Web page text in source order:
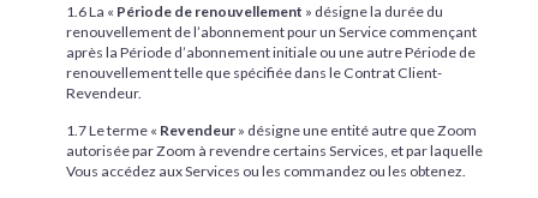
1.6 La « Période de renouvellement » désigne la durée du
renouvellement de l’abonnement pour un Service commençant
après la Période d’abonnement initiale ou une autre Période de
renouvellement telle que spécifiée dans le Contrat Client-
Revendeur.
1.7 Le terme « Revendeur » désigne une entité autre que Zoom
autorisée par Zoom à revendre certains Services, et par laquelle
Vous accédez aux Services ou les commandez ou les obtenez.